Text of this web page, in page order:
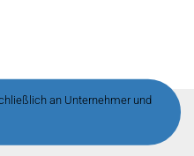
an Unternehmer und